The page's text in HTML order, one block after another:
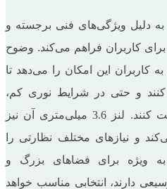
دوربین AHD مدل Ai-B-122-p به دلیل ویژگی‌های فنی برجسته و
کاربران فراهم می‌کند. وضوح
به کاربران این امکان را می‌دهد تا
و حتی در شرایط نوری کم،
تصاویری روشن و واضح دریافت کنند. لنز 3.6 میلی‌متری آن نیز
و نیازهای مختلف نظارتی را
‌ویژه برای فضاهای بزرگ و
دارند، انتخابی مناسب خواهد